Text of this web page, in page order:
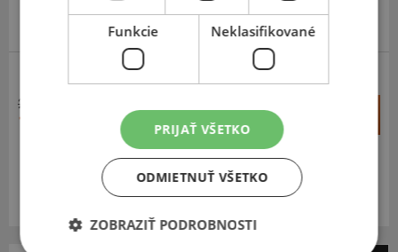
ODPORÚČAME
214,28 €
118,50 €
–
SKLADOM Expedujeme do 3-8 prac. dní
Na predajni v Bratislave do 3-8 prac. dní.
Funkcie Neklasifikované
PRIJAŤ VŠETKO
ODMIETNUŤ VŠETKO
ZOBRAZIŤ PODROBNOSTI